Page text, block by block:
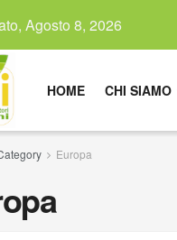
Agosto 8, 2026
HOME CHI SIAMO
Europa